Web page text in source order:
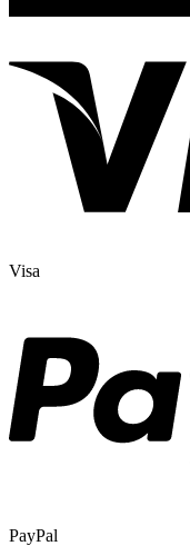
Visa
PayPal